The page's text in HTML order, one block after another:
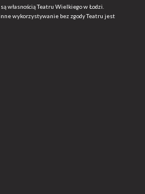
własnością Teatru Wielkiego w Łodzi.
wykorzystywanie bez zgody Teatru jest